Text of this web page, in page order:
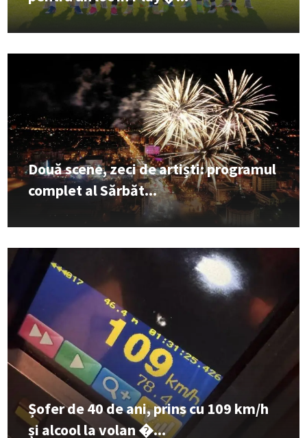
Două scene, zeci de artiști: programul
complet al Sărbăt...
Șofer de 40 de ani, prins cu 109 km/h
și alcool la volan �...